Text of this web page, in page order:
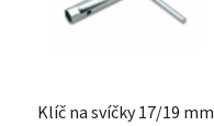
Klíč na svíčky 17/19 mm